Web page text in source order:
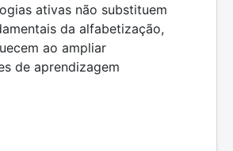
ativas não substituem
da alfabetização,
ao ampliar
de aprendizagem